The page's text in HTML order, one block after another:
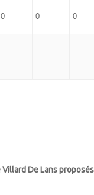
0 0 0
De Lans proposés